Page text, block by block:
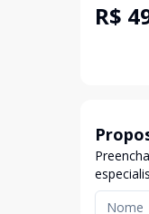
R$